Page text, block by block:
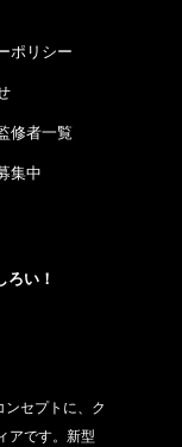
ポリシー
修者一覧
集中
い！
ンセプトに、ク
アです。新型